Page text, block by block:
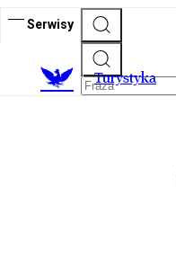
Serwisy
Turystyka